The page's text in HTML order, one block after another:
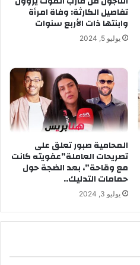
تفاصيل الكارثة: وفاة امرأة
وابنتها ذات الأربع سنوات
يوليو 5, 2024
المحامية صبور تعلق على
تصريحات العاملة”عفويته كانت
مع وقاحة”، بعد الضجة حول
حمامات التدليك..
يوليو 3, 2024